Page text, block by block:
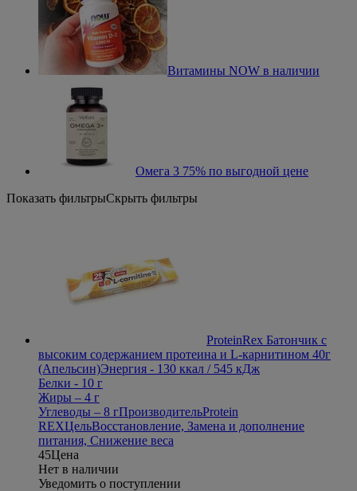
Витамины NOW в наличии
Омега 3 75% по выгодной цене
Показать фильтрыСкрыть фильтры
ProteinRex Батончик с
высоким содержанием протеина и L-карнитином 40г
(Апельсин)Энергия - 130 ккал / 545 кДж
Белки - 10 г
Жиры – 4 г
Углеводы – 8 гПроизводительProtein
REXЦельВосстановление, Замена и дополнение
питания, Снижение веса
45Цена
Нет в наличии
Уведомить о поступлении